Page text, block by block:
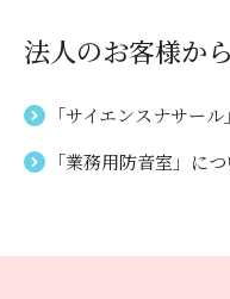
法人のお客様か
「サイエンスナサー
「業務用防音室」に